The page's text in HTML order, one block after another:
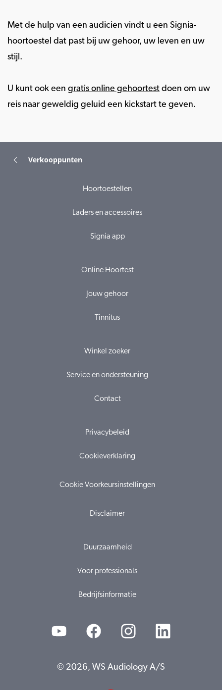
Met de hulp van een audicien vindt u een Signia-
hoortoestel dat past bij uw gehoor, uw leven en uw
stijl.
U kunt ook een gratis online gehoortest doen om uw
reis naar geweldig geluid een kickstart te geven.
Verkooppunten
Hoortoestellen
Laders en accessoires
Signia app
Online Hoortest
Jouw gehoor
Tinnitus
Winkel zoeker
Service en ondersteuning
Contact
Privacybeleid
Cookieverklaring
Cookie Voorkeursinstellingen
Disclaimer
Duurzaamheid
Voor professionals
Bedrijfsinformatie
© 2026, WS Audiology A/S